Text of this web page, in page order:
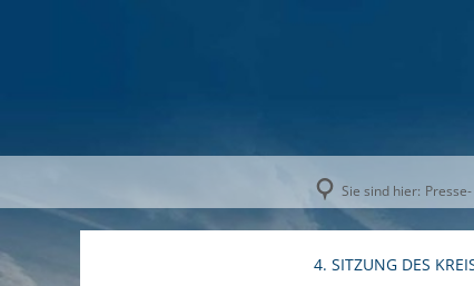
Sie sind hier:
4. SITZUNG DES